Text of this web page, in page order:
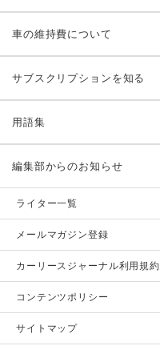
車の維持費について
サブスクリプションを知る
用語集
編集部からのお知らせ
ライター一覧
メールマガジン登録
カーリースジャーナル利用規約
コンテンツポリシー
サイトマップ